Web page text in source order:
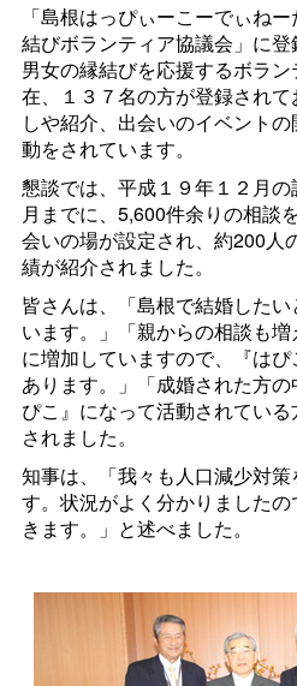
「島根はっぴぃーこーでぃね
結びボランティア協議会」に
男女の縁結びを応援するボラ
在、１３７名の方が登録され
しや紹介、出会いのイベント
動をされています。
懇談では、平成１９年１２月
月までに、5,600件余りの相談
会いの場が設定され、約200人
績が紹介されました。
皆さんは、「島根で結婚した
います。」「親からの相談も
に増加していますので、『は
あります。」「成婚された方
ぴこ』になって活動されてい
されました。
知事は、「我々も人口減少対
す。状況がよく分かりました
きます。」と述べました。